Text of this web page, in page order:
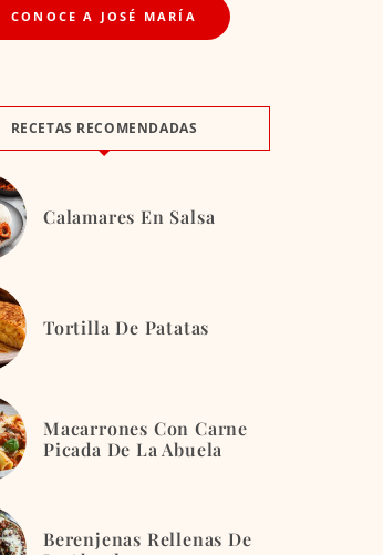
CONOCE A JOSÉ MARÍA
RECETAS RECOMENDADAS
Calamares En Salsa
Tortilla De Patatas
Macarrones Con Carne
Picada De La Abuela
Berenjenas Rellenas De